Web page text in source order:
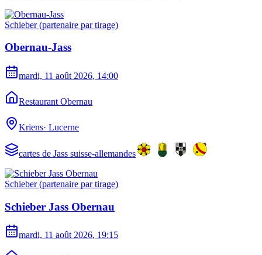
Schieber (partenaire par tirage)
Obernau-Jass
mardi, 11 août 2026, 14:00
Restaurant Obernau
Kriens· Lucerne
cartes de Jass suisse-allemandes
Schieber (partenaire par tirage)
Schieber Jass Obernau
mardi, 11 août 2026, 19:15